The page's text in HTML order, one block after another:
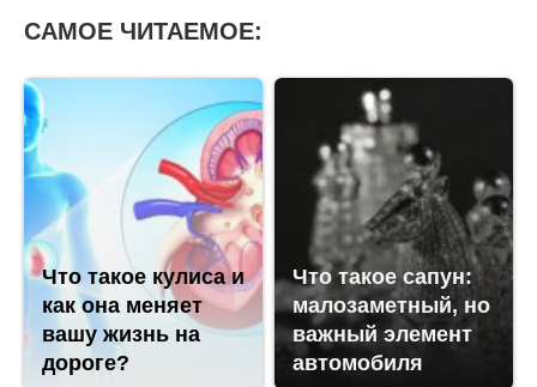
САМОЕ ЧИТАЕМОЕ:
Что такое кулиса и
как она меняет
вашу жизнь на
дороге?
Что такое сапун:
малозаметный, но
важный элемент
автомобиля